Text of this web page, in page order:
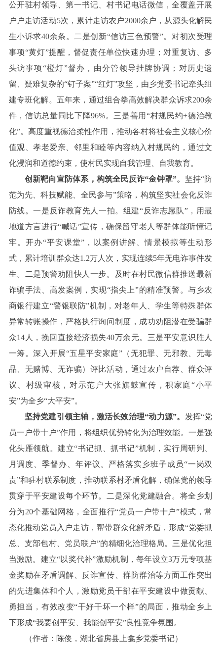
公开驻村领导、第一书记、村书记电话微信，全覆盖开展
户户走访活动5次，累计走访农户2000余户，从源头化解民
生小诉求40余条。二是创新“信访三色预警”。对初次受理
事项“黄灯”提醒，督促责任单位快速办理；对重复访、多
头访事项“橙灯”督办，由分管领导挂牌协调；对历史遗
留、疑难复杂的“钉子案”“红灯”攻坚，由乡党委书记牵头组
建专班化解。五年来，通过组合拳高效解决群众诉求200余
件，信访总量同比下降96%。三是善用“村规民约+德治教
化”。高度重视德治柔性作用，推动各村将社会主义核心价
值观、孝老爱亲、邻里和睦等内容纳入村规民约，通过文
化浸润和道德约束，使村民实现自我管理、自我教育。
创新靶向宣防体系，构筑全民反诈“金钟罩”。 坚持“防
范为先、科技赋能、全民参与”策略，构筑坚实社会化反诈
防线。一是反诈教育先人一拍。组建“反诈志愿队”，用最
地道方言进行“喊话”宣传，确保留守老人等群体能听懂记
牢。开办“平安课堂”，以案例讲解、情景模拟等生动形
式，累计培训群众达1.2万人次，实现连续5年无电诈事件发
生。二是预警劝阻快人一步。及时在村民微信群推送最新
诈骗手法、高发案例，实现“指尖上”的精准预警。与乡农
商银行建立“警银联防”机制，对老年人、学生等特殊群体
异常转账操作，严格执行询问制度，成功劝阻潜在受骗群
众14人，挽回直接经济损失40万余元。三是平安意识胜人
一筹。深入开展“五星平安家庭”（无犯罪、无邪教、无毒
品、无赌博、无诈骗）评比活动，通过农户自荐、群众评
议、村级审核，对示范户大张旗鼓宣传，积家庭“小平
安”为全乡“大平安”。
坚持党建引领主轴，激活长效治理“动力源”。 发挥“党
员一户带十户”作用，将组织优势转化为治理效能。一是强
化头雁领航。建立“书记抓、抓书记”机制，实行周研判、
月调度、季督办、年评议。严格落实乡班子成员“一岗双
责”和驻村联系制度，推动联系村矛盾化解，确保党的领导
贯穿于平安建设每个环节。二是深化党建融合。将全乡划
分为20个基础网格，全面推行“党员一户带十户”模式，常
态化推动党员入户走访，帮带群众化解矛盾，形成“党委抓
总、支部包村、党员联户”的精细化治理格局。三是优化担
当激励。建立“以奖代补”激励机制，每年设立3万元专项基
金奖励在矛盾调解、反诈宣传、群防群治等方面工作突出
的先进集体和个人，激励党员干部在平安建设中做贡献、
勇担当，有效改变“干好干坏一个样”的局面，推动全乡上
下形成“我要创平安、我能创平安”良性竞争氛围。
（作者：陈俊，湖北省房县上龛乡党委书记）